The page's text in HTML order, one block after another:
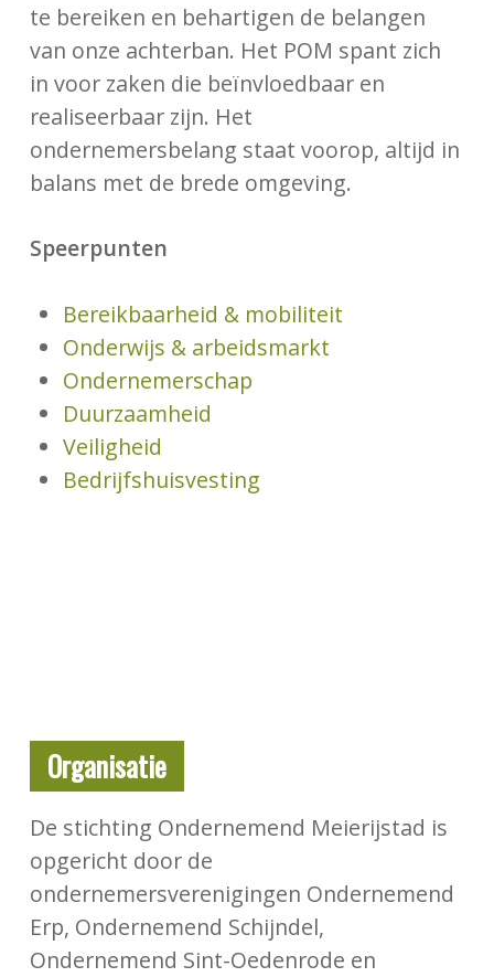
te bereiken en behartigen de belangen
van onze achterban. Het POM spant zich
in voor zaken die beïnvloedbaar en
realiseerbaar zijn. Het
ondernemersbelang staat voorop, altijd in
balans met de brede omgeving.
Speerpunten
Bereikbaarheid & mobiliteit
Onderwijs & arbeidsmarkt
Ondernemerschap
Duurzaamheid
Veiligheid
Bedrijfshuisvesting
Organisatie
De stichting Ondernemend Meierijstad is
opgericht door de
ondernemersverenigingen Ondernemend
Erp, Ondernemend Schijndel,
Ondernemend Sint-Oedenrode en